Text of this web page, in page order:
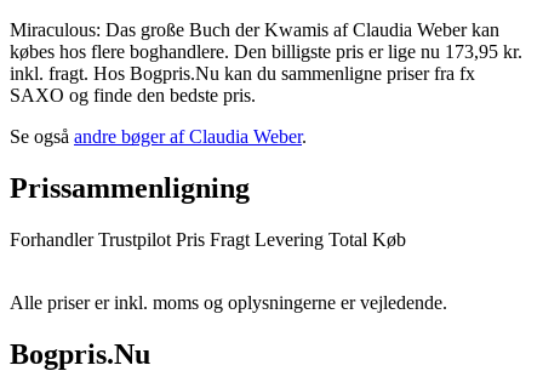
Miraculous: Das große Buch der Kwamis af Claudia Weber kan
købes hos flere boghandlere. Den billigste pris er lige nu 173,95 kr.
inkl. fragt. Hos Bogpris.Nu kan du sammenligne priser fra fx
SAXO og finde den bedste pris.
Se også andre bøger af Claudia Weber.
Prissammenligning
Forhandler Trustpilot Pris Fragt Levering Total Køb
Alle priser er inkl. moms og oplysningerne er vejledende.
Bogpris.Nu